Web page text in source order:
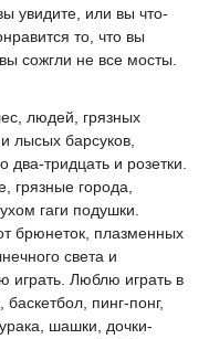
увидите, или вы что-
то, что вы
сожгли не все мосты.
людей, грязных
лысых барсуков,
два-тридцать и розетки.
грязные города,
гаги подушки.
брюнеток, плазменных
света и
играть. Люблю играть в
пинг-понг,
шашки, дочки-